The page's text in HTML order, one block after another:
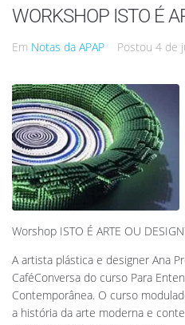
WORKSHOP ISTO É
Em Notas da APAP Postou 4 de
Worshop ISTO É ARTE OU
A artista plástica e designer Ana
CaféConversa do curso Para
Contemporânea. O curso
a história da arte moderna e